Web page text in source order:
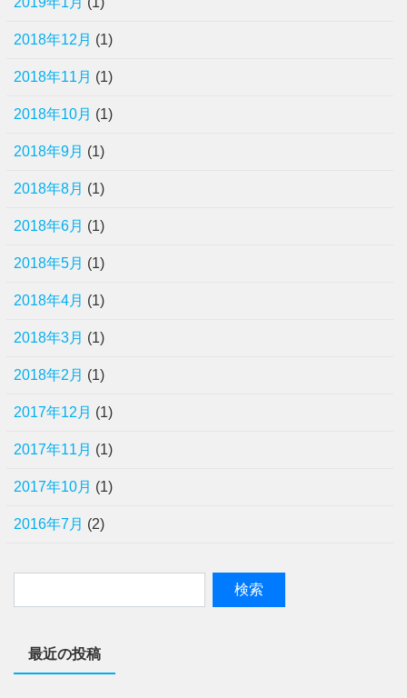
2018年12月 (1)
2018年11月 (1)
2018年10月 (1)
2018年9月 (1)
2018年8月 (1)
2018年6月 (1)
2018年5月 (1)
2018年4月 (1)
2018年3月 (1)
2018年2月 (1)
2017年12月 (1)
2017年11月 (1)
2017年10月 (1)
2016年7月 (2)
最近の投稿